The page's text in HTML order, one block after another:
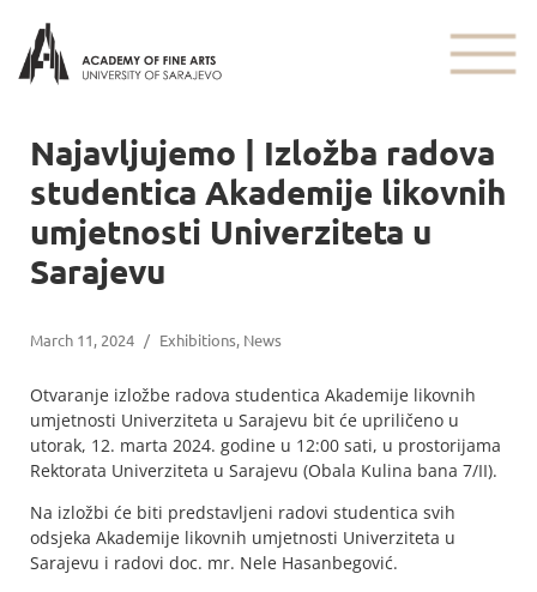
Najavljujemo | Izložba radova
studentica Akademije likovnih
umjetnosti Univerziteta u
Sarajevu
March 11, 2024 / Exhibitions, News
Otvaranje izložbe radova studentica Akademije likovnih
umjetnosti Univerziteta u Sarajevu bit će upriličeno u
utorak, 12. marta 2024. godine u 12:00 sati, u prostorijama
Rektorata Univerziteta u Sarajevu (Obala Kulina bana 7/II).
Na izložbi će biti predstavljeni radovi studentica svih
odsjeka Akademije likovnih umjetnosti Univerziteta u
Sarajevu i radovi doc. mr. Nele Hasanbegović.